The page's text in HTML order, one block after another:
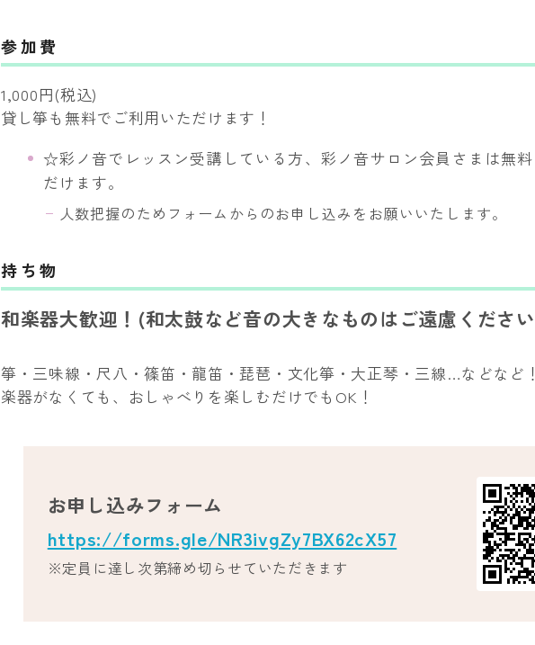
参加費
1,000円(税込)
貸し箏も無料でご利用いただけます！
☆彩ノ音でレッスン受講している方、彩ノ音サロン会員さまは無
だけます。
人数把握のためフォームからのお申し込みをお願いいたします。
持ち物
和楽器大歓迎！(和太鼓など音の大きなものはご遠慮くださ
箏・三味線・尺八・篠笛・龍笛・琵琶・文化箏・大正琴・三線…などなど！
楽器がなくても、おしゃべりを楽しむだけでもOK！
お申し込みフォーム
https://forms.gle/NR3ivgZy7BX62cX57
※定員に達し次第締め切らせていただきます